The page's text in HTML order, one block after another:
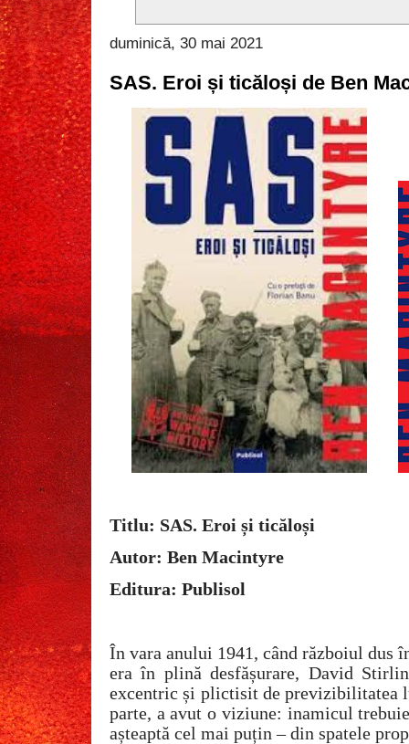
duminică, 30 mai 2021
SAS. Eroi și ticăloși de Ben
Titlu: SAS. Eroi și ticăloși
Autor: Ben Macintyre
Editura: Publisol
În vara anului 1941, când războiul dus
era în plină desfășurare, David
excentric și plictisit de previzibilitatea
parte, a avut o viziune: inamicul
așteaptă cel mai puțin – din spatele